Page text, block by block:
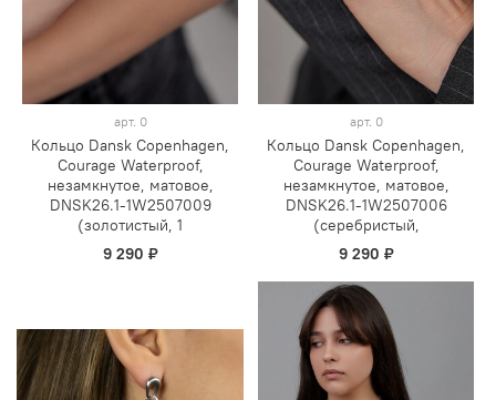
арт. 0
Кольцо Dansk Copenhagen,
Courage Waterproof,
незамкнутое, матовое,
DNSK26.1-1W2507009
(золотистый, 1
9 290 ₽
арт. 0
Кольцо Dansk Copenhagen,
Courage Waterproof,
незамкнутое, матовое,
DNSK26.1-1W2507006
(серебристый,
9 290 ₽